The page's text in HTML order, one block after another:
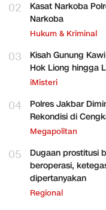
02
Kasat Narkoba
Narkoba
Hukum & Kriminal
03
Kisah Gunung
Hok Liong hingga
iMisteri
04
Polres Jakbar
Rekondisi di
Megapolitan
05
Dugaan prostitusi
beroperasi,
dipertanyakan
Regional